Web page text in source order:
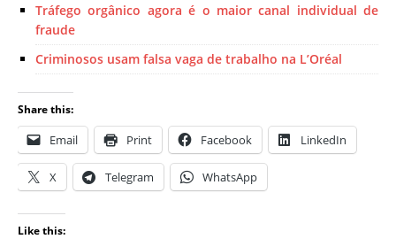
Tráfego orgânico agora é o maior canal individual de
fraude
Criminosos usam falsa vaga de trabalho na L’Oréal
Share this:
Email Print Facebook LinkedIn
X Telegram WhatsApp
Like this: